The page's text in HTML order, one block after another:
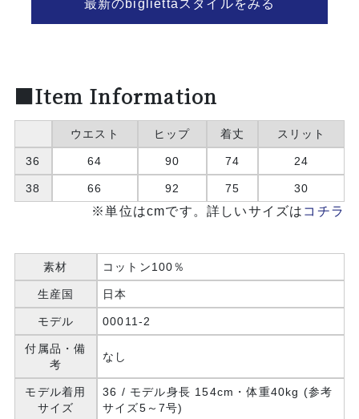
最新のbigliettaスタイルをみる
■Item Information
ウエスト ヒップ 着丈 スリット
36 64 90 74 24
38 66 92 75 30
※単位はcmです。詳しいサイズは コチラ
素材 コットン100％
生産国 日本
モデル 00011-2
付属品・備
考
なし
モデル着用
サイズ
36 / モデル身長 154cm・体重40kg (参考
サイズ5～7号)